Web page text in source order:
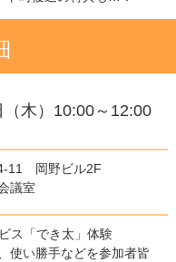
木）10:00～12:00
11 岡野ビル2F
議室
ス「でき太」体験
使い勝手などを参加者皆